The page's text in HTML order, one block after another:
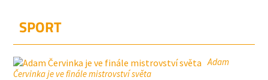
SPORT
Adam
Červinka je ve finále mistrovství světa